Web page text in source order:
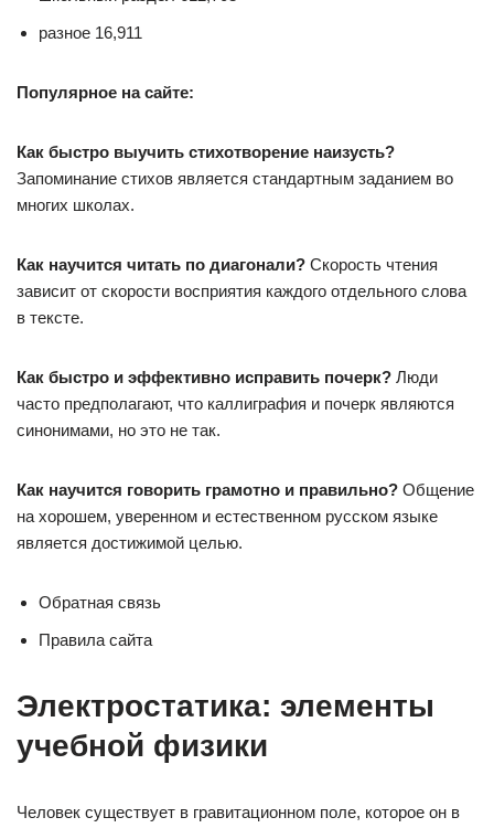
разное 16,911
Популярное на сайте:
Как быстро выучить стихотворение наизусть?
Запоминание стихов является стандартным заданием во
многих школах.
Как научится читать по диагонали? Скорость чтения
зависит от скорости восприятия каждого отдельного слова
в тексте.
Как быстро и эффективно исправить почерк? Люди
часто предполагают, что каллиграфия и почерк являются
синонимами, но это не так.
Как научится говорить грамотно и правильно? Общение
на хорошем, уверенном и естественном русском языке
является достижимой целью.
Обратная связь
Правила сайта
Электростатика: элементы
учебной физики
Человек существует в гравитационном поле, которое он в